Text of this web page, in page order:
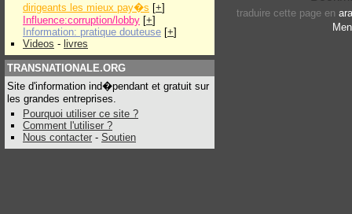
dirigeants les mieux pay�s [+]
Influence:corruption/lobby [+]
Information: pratique douteuse [+]
Videos - livres
TRANSNATIONALE.ORG
Site d'information ind�pendant et gratuit sur
les grandes entreprises.
Pourquoi utiliser ce site ?
Comment l'utiliser ?
Nous contacter - Soutien
traduire cette page en